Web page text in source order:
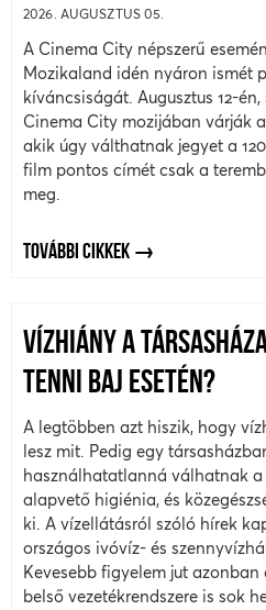
2026. AUGUSZTUS 05.
A Cinema City népszerű
Mozikaland idén nyáron ismét
kíváncsiságát. Augusztus 12-
Cinema City mozijában várják
akik úgy válthatnak jegyet a
film pontos címét csak a
meg.
TOVÁBBI CIKKEK
VÍZHIÁNY A
TENNI BAJ ESETÉN?
A legtöbben azt hiszik, hogy
lesz mit. Pedig egy
használhatatlanná válhatnak a
alapvető higiénia, és
ki. A vízellátásról szóló hírek
országos ivóvíz- és
Kevesebb figyelem jut
belső vezetékrendszere is sok